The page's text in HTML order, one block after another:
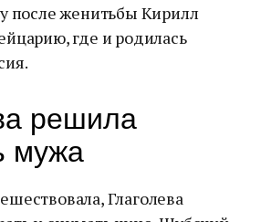
после женитьбы Кирилл
где и родилась
решила
мужа
Глаголева